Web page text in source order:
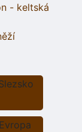
- keltská